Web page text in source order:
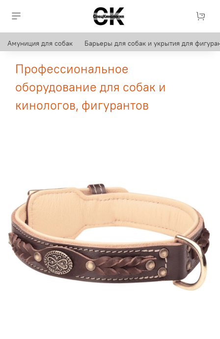
Амуниция для собак Барьеры для собак и укрытия для
Профессиональное
оборудование для собак и
кинологов, фигурантов